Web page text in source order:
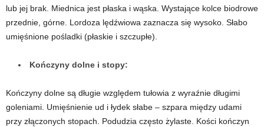
lub jej brak. Miednica jest płaska i wąska. Wystające kolce biodrowe
przednie, górne. Lordoza lędźwiowa zaznacza się wysoko. Słabo
umięśnione pośladki (płaskie i szczupłe).
Kończyny dolne i stopy:
Kończyny dolne są długie względem tułowia z wyraźnie długimi
goleniami. Umięśnienie ud i łydek słabe – szpara między udami
przy złączonych stopach. Podudzia często żylaste. Kości kończyn